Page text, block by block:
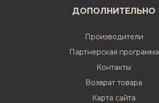
ДОПОЛНИТЕЛЬНО
Производители
Партнерская программа
Контакты
Возврат товара
Карта сайта